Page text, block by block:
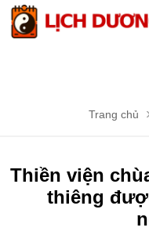
Trang chủ
Thiền viện
thiêng